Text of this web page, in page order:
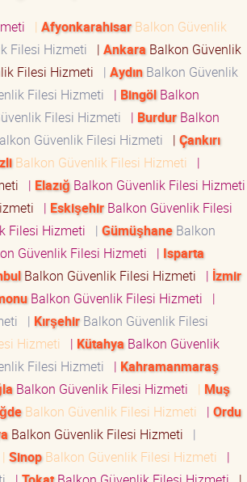
| Afyonkarahisar Balkon Güvenlik
Filesi Hizmeti | Ankara Balkon Güvenlik
Filesi Hizmeti | AydınBalkon Güvenlik
Filesi Hizmeti | BingölBalkon
Filesi Hizmeti | Burdur Balkon
Güvenlik Filesi Hizmeti | Çankırı
Balkon Güvenlik Filesi Hizmeti
|
| Elazığ Balkon Güvenlik Filesi Hizmeti
| Eskişehir Balkon Güvenlik Filesi
Filesi Hizmeti | GümüşhaneBalkon
Güvenlik Filesi Hizmeti | Isparta
Balkon Güvenlik Filesi Hizmeti | İzmir
Balkon Güvenlik Filesi Hizmeti
|
| Kırşehir Balkon Güvenlik Filesi
Hizmeti | Kütahya Balkon Güvenlik
Filesi Hizmeti | Kahramanmaraş
Balkon Güvenlik Filesi Hizmeti | Muş
Balkon Güvenlik Filesi Hizmeti | Ordu
Balkon Güvenlik Filesi Hizmeti
|
| SinopBalkon Güvenlik Filesi Hizmeti
|